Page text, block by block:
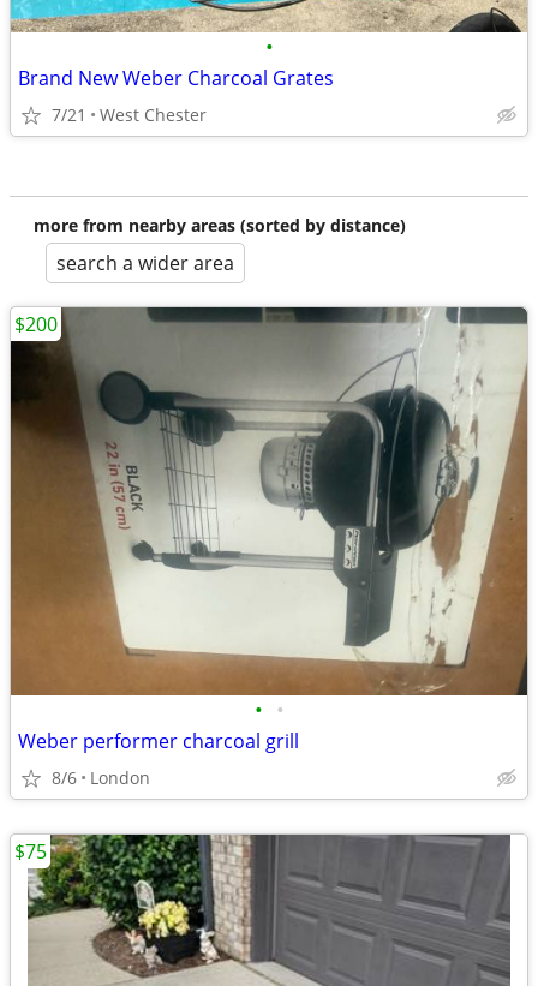
•
Brand New Weber Charcoal Grates
7/21 West Chester
more from nearby areas (sorted by distance)
search a wider area
• •
Weber performer charcoal grill
8/6 London
$200
$75